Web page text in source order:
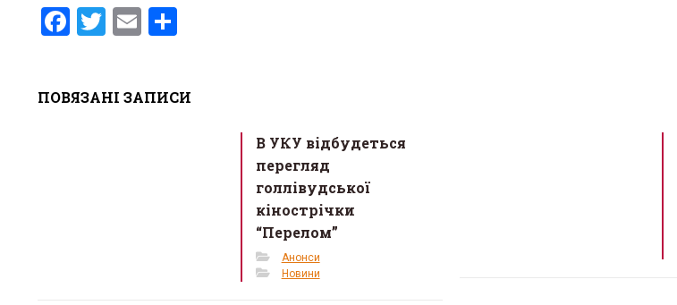
F
b
T
er
E
e
ПОВЯЗАНІ ЗАПИСИ
В УКУ відбудеться
перегляд
голлівудської
кінострічки
“Перелом”
Анонси
Новини